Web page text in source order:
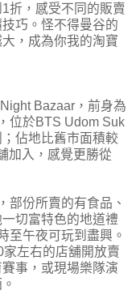
折，感受不同的販賣
巧。怪不得曼谷的
，成為你我的淘寶
Bazaar，前身為
位於BTS Udom Suk
佔地比舊市面積較
加入，感覺更勝從
部份所賣的有食品、
切富特色的地道禮
至午夜可玩到盡興。
左右的店舖開放賣
事，或現場樂隊演